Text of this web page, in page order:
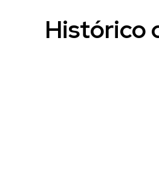
Histórico